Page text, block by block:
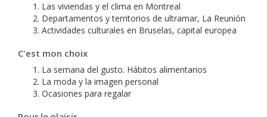
Las viviendas y el clima en Montreal
Departamentos y territorios de ultramar, La Reunión
Actividades culturales en Bruselas, capital europea
C'est mon choix
La semana del gusto. Hábitos alimentarios
La moda y la imagen personal
Ocasiones para regalar